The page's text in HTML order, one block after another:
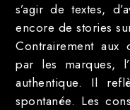
s’agir de textes,
encore de stories
Contrairement aux
par les marques,
authentique. Il
spontanée. Les